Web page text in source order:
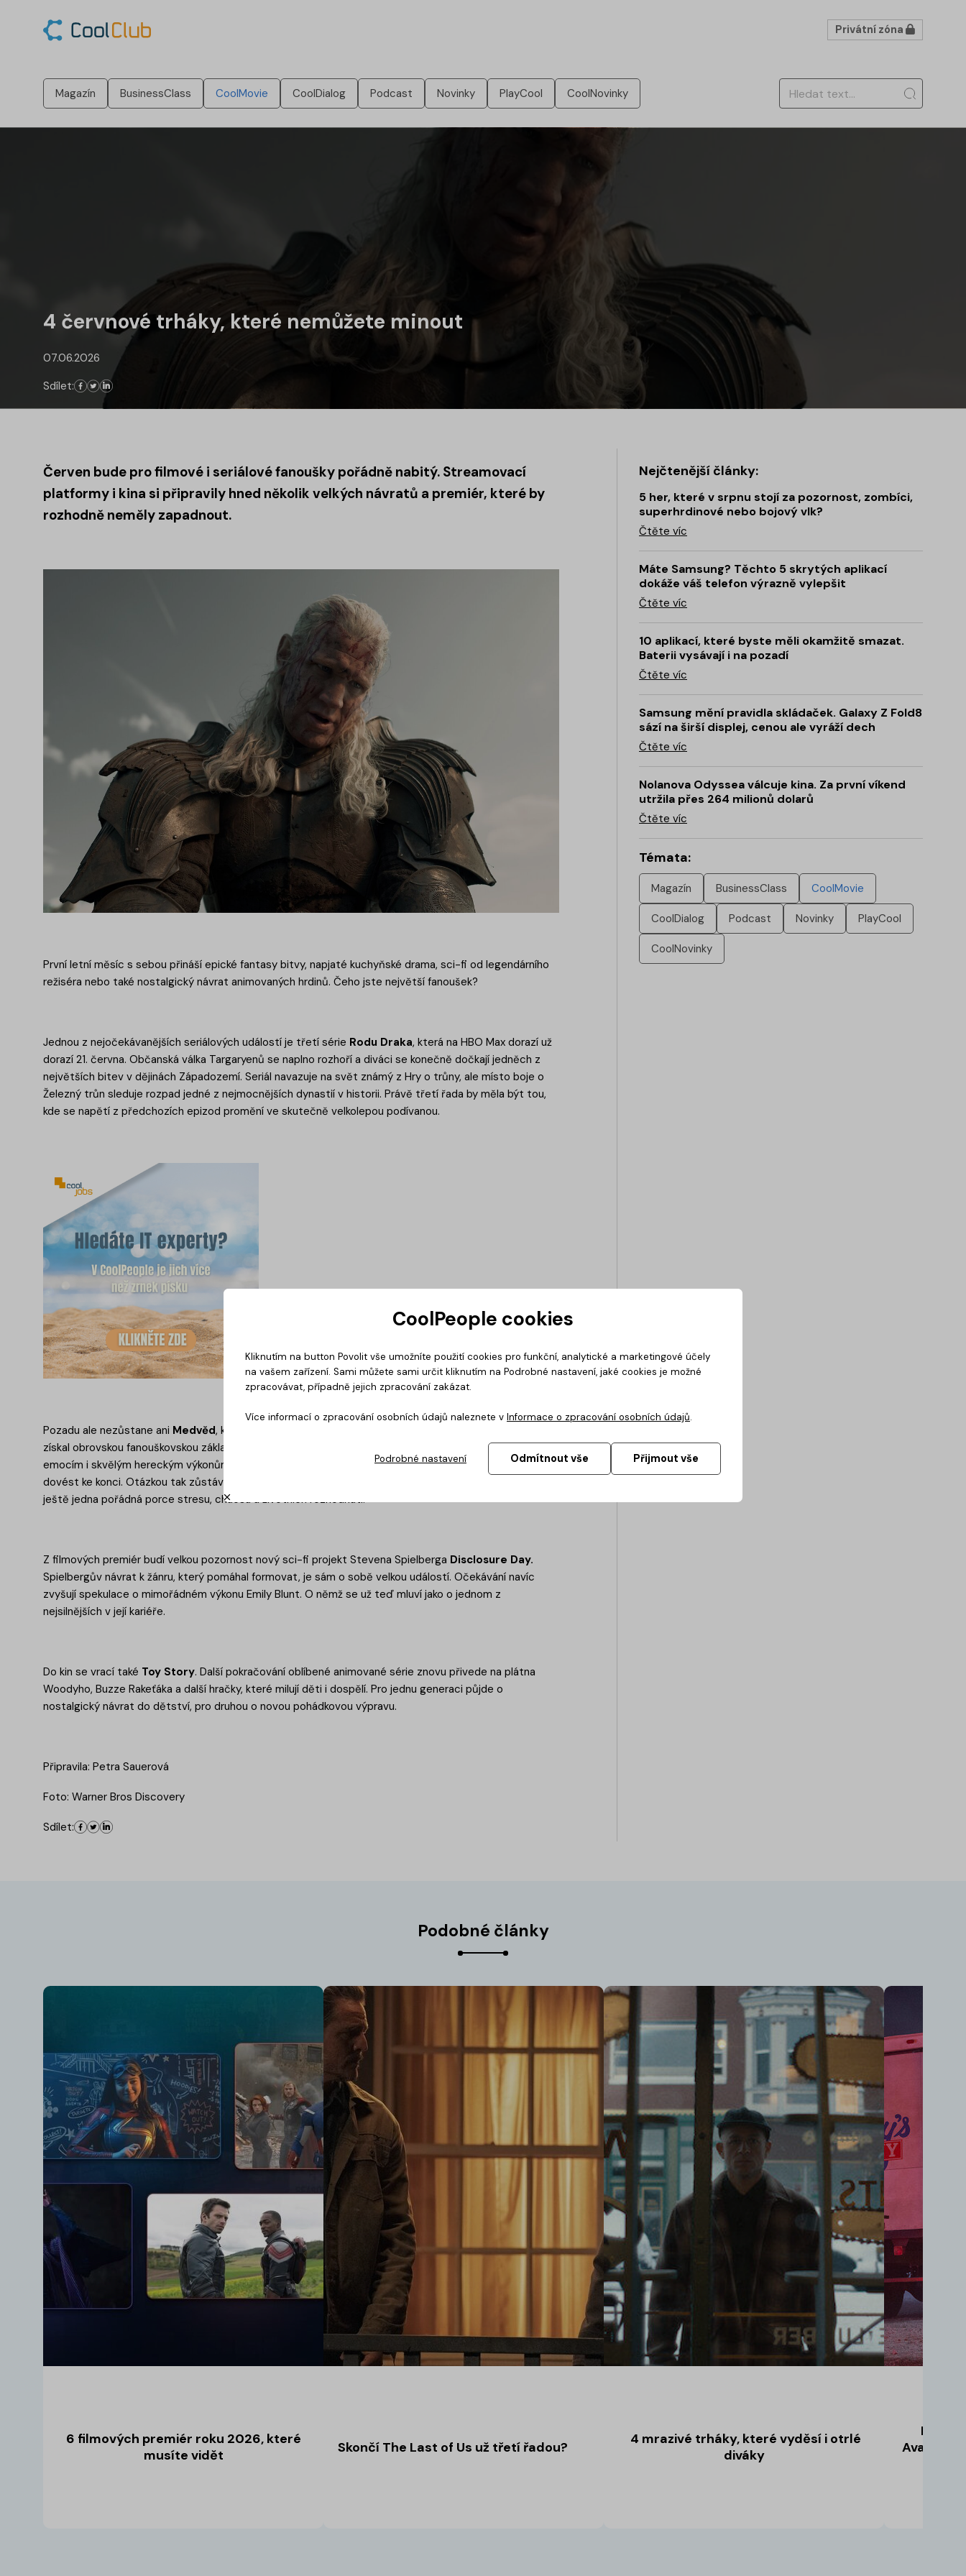
Privátní zóna
Magazín BusinessClass CoolMovie CoolDialog Podcast Novinky PlayCool CoolNovinky
4 červnové trháky, které nemůžete minout
07.06.2026
Sdílet:
Červen bude pro filmové i seriálové fanoušky pořádně nabitý. Streamovací
platformy i kina si připravily hned několik velkých návratů a premiér, které by
rozhodně neměly zapadnout.
První letní měsíc s sebou přináší epické fantasy bitvy, napjaté kuchyňské drama, sci-fi od legendárního
režiséra nebo také nostalgický návrat animovaných hrdinů. Čeho jste největší fanoušek?
Jednou z nejočekávanějších seriálových událostí je třetí série Rodu Draka, která na HBO Max dorazí už
dorazí 21. června. Občanská válka Targaryenů se naplno rozhoří a diváci se konečně dočkají jedněch z
největších bitev v dějinách Západozemí. Seriál navazuje na svět známý z Hry o trůny, ale místo boje o
Železný trůn sleduje rozpad jedné z nejmocnějších dynastií v historii. Právě třetí řada by měla být tou,
kde se napětí z předchozích epizod promění ve skutečně velkolepou podívanou.
Pozadu ale nezůstane ani Medvěd, který se vrací už s pátou řadou. Seriál si během předchozích sezón
získal obrovskou fanouškovskou základnu díky autentickému zobrazení profesionální gastronomie, silným
emocím i skvělým hereckým výkonům. Nové epizody by navíc měly příběh Carmyho, Richieho a Sidney
dovést ke konci. Otázkou tak zůstává, jestli se v jejich kuchyni konečně podaří najít klid, nebo nás čeká
ještě jedna pořádná porce stresu, chaosu a životních rozhodnutí.
Z filmových premiér budí velkou pozornost nový sci-fi projekt Stevena Spielberga Disclosure Day.
Spielbergův návrat k žánru, který pomáhal formovat, je sám o sobě velkou událostí. Očekávání navíc
zvyšují spekulace o mimořádném výkonu Emily Blunt. O němž se už teď mluví jako o jednom z
nejsilnějších v její kariéře.
Do kin se vrací také Toy Story. Další pokračování oblíbené animované série znovu přivede na plátna
Woodyho, Buzze Rakeťáka a další hračky, které milují děti i dospělí. Pro jednu generaci půjde o
nostalgický návrat do dětství, pro druhou o novou pohádkovou výpravu.
Připravila: Petra Sauerová
Foto: Warner Bros Discovery
Sdílet:
Nejčtenější články:
5 her, které v srpnu stojí za pozornost, zombíci,
superhrdinové nebo bojový vlk?
Čtěte víc
Máte Samsung? Těchto 5 skrytých aplikací
dokáže váš telefon výrazně vylepšit
Čtěte víc
10 aplikací, které byste měli okamžitě smazat.
Baterii vysávají i na pozadí
Čtěte víc
Samsung mění pravidla skládaček. Galaxy Z Fold8
sází na širší displej, cenou ale vyráží dech
Čtěte víc
Nolanova Odyssea válcuje kina. Za první víkend
utržila přes 264 milionů dolarů
Čtěte víc
Témata:
Magazín BusinessClass CoolMovie
CoolDialog Podcast Novinky PlayCool
CoolNovinky
Podobné články
6 filmových premiér roku 2026, které
musíte vidět
Skončí The Last of Us už třetí řadou?
4 mrazivé trháky, které vyděsí i otrlé
diváky
Finále
Avatara
CoolPeople cookies
Kliknutím na button Povolit vše umožníte použití cookies pro funkční, analytické a marketingové účely
na vašem zařízení. Sami můžete sami určit kliknutím na Podrobné nastavení, jaké cookies je možné
zpracovávat, případně jejich zpracování zakázat.
Více informací o zpracování osobních údajů naleznete v Informace o zpracování osobních údajů.
Podrobné nastavení Odmítnout vše Přijmout vše